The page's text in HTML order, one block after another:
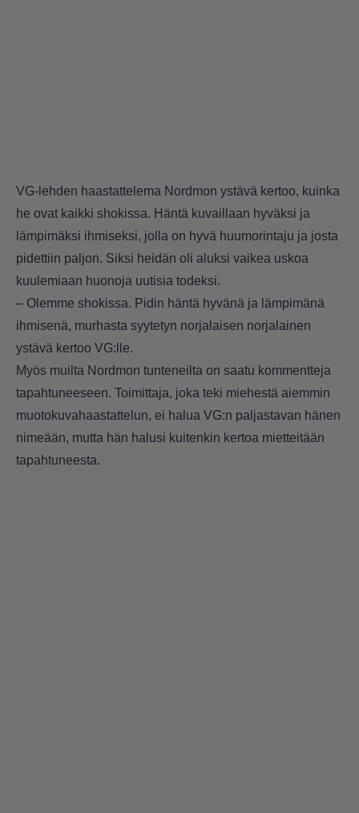
VG-lehden haastattelema Nordmon ystävä kertoo, kuinka
he ovat kaikki shokissa. Häntä kuvaillaan hyväksi ja
lämpimäksi ihmiseksi, jolla on hyvä huumorintaju ja josta
pidettiin paljon. Siksi heidän oli aluksi vaikea uskoa
kuulemiaan huonoja uutisia todeksi.
– Olemme shokissa. Pidin häntä hyvänä ja lämpimänä
ihmisenä, murhasta syytetyn norjalaisen norjalainen
ystävä kertoo VG:lle.
Myös muilta Nordmon tunteneilta on saatu kommentteja
tapahtuneeseen. Toimittaja, joka teki miehestä aiemmin
muotokuvahaastattelun, ei halua VG:n paljastavan hänen
nimeään, mutta hän halusi kuitenkin kertoa mietteitään
tapahtuneesta.